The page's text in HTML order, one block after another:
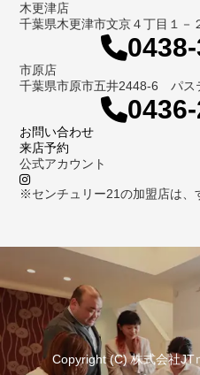
木更津店
千葉県木更津市文京４丁目１－
市原店
千葉県市原市五井2448-6 パス
お問い合わせ
来店予約
公式アカウント
※センチュリー21の加盟店は、
Copyright (C) 株式会社JT